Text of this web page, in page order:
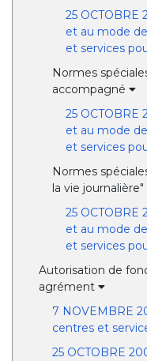
25
et au mode
et services
Normes
accompagné
25
et au mode
et services
Normes
la vie journalière"
25
et au mode
et services
Autorisation de
agrément
7 NOVEMBRE
centres et
25 OCTOBRE